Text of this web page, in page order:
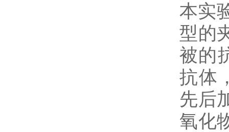
本实
型的
被的
抗体
先后
氧化